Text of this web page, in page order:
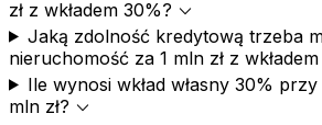
zł z wkładem 30%? expand_more
Jaką zdolność kredytową trzeba
nieruchomość za 1 mln zł z
Ile wynosi wkład własny 30%
mln zł? expand_more